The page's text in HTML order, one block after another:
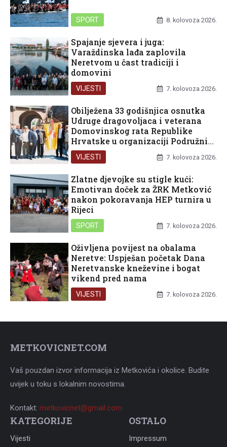
SPORT 8. kolovoza 2026.
Spajanje sjevera i juga:
Varaždinska lađa zaplovila
Neretvom u čast tradiciji i
domovini
VIJESTI 7. kolovoza 2026.
Obilježena 33 godišnjica osnutka
Udruge dragovoljaca i veterana
Domovinskog rata Republike
Hrvatske u organizaciji Podružnice
Dubrovačko-neretvanske županije
VIJESTI 7. kolovoza 2026.
Zlatne djevojke su stigle kući:
Emotivan doček za ŽRK Metković
nakon pokoravanja HEP turnira u
Rijeci
SPORT 7. kolovoza 2026.
Oživljena povijest na obalama
Neretve: Uspješan početak Dana
Neretvanske kneževine i bogat
vikend pred nama
VIJESTI 7. kolovoza 2026.
METKOVICNET.COM
Vaš pouzdan izvor informacija iz Metkovića i okolice. Budite
uvijek u toku s lokalnim novostima.
Kontakt: metkovicnet@gmail.com
KATEGORIJE
Vijesti
OSTALO
Impressum